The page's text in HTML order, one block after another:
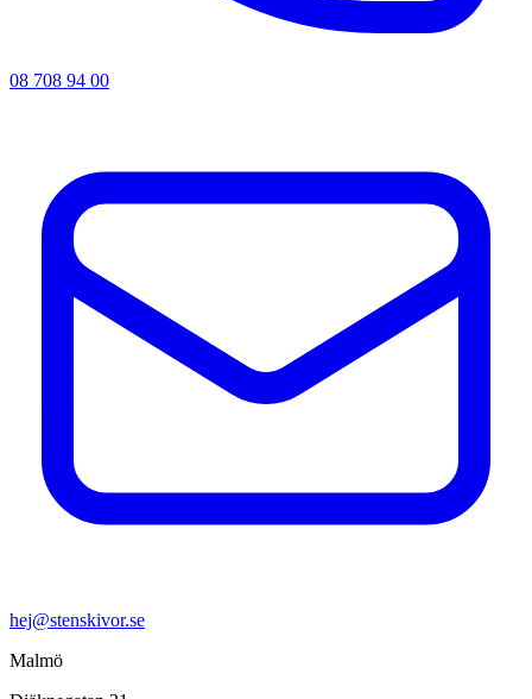
08 708 94 00
hej@stenskivor.se
Malmö